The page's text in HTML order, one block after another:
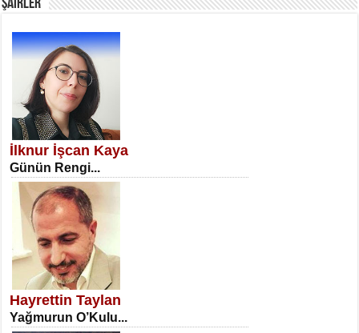
SATILMIŞ ÜMİT ÇETİNKAYA
Erkenlik...
NECLA DİLEK ARSLAN
Öğretmenler Günü Mahkemesi...
ŞAİRLER
İlknur İşcan Kaya
Günün Rengi...
Hayrettin Taylan
Yağmurun O’Kulu...